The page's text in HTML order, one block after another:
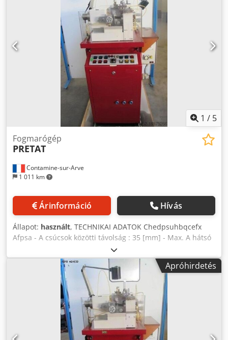
1 / 5
Contamine-sur-Arve
1 011 km
Fogmarógép
PRETAT
Árinformáció Hívás
Állapot: használt, TECHNIKAI ADATOK Chedpsuhbqcefx
Afpsa - A csúcsok közötti távolság : 35 [mm] - Max. A hátsó
tengely lökete : 10 [mm] - Max. Faroktámasz mozgása : 10
[mm] - Max. Y tengely maximális lökete : 5 [mm]
Apróhirdetés